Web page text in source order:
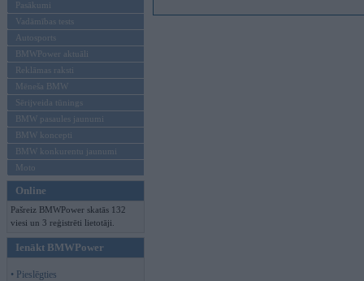
Pasākumi
Vadāmības tests
Autosports
BMWPower aktuāli
Reklāmas raksti
Mēneša BMW
Sērijveida tūnings
BMW pasaules jaunumi
BMW koncepti
BMW konkurentu jaunumi
Moto
Online
Pašreiz BMWPower skatās 132
viesi un 3 reģistrēti lietotāji.
Ienākt BMWPower
• Pieslēgties